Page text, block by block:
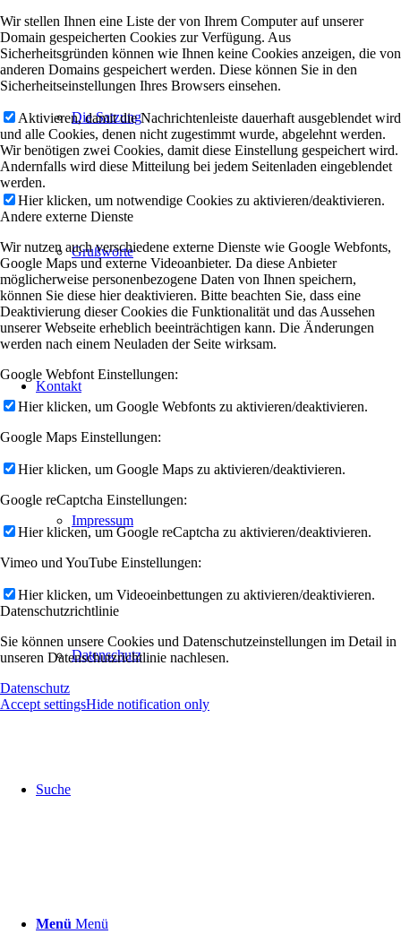
Die Satzung
Grußworte
Kontakt
Impressum
Datenschutz
Suche
Menü Menü
Wir stellen Ihnen eine Liste der von Ihrem Computer auf unserer
Domain gespeicherten Cookies zur Verfügung. Aus
Sicherheitsgründen können wie Ihnen keine Cookies anzeigen, die von
anderen Domains gespeichert werden. Diese können Sie in den
Sicherheitseinstellungen Ihres Browsers einsehen.
Aktivieren, damit die Nachrichtenleiste dauerhaft ausgeblendet wird
und alle Cookies, denen nicht zugestimmt wurde, abgelehnt werden.
Wir benötigen zwei Cookies, damit diese Einstellung gespeichert wird.
Andernfalls wird diese Mitteilung bei jedem Seitenladen eingeblendet
werden.
Hier klicken, um notwendige Cookies zu aktivieren/deaktivieren.
Andere externe Dienste
Wir nutzen auch verschiedene externe Dienste wie Google Webfonts,
Google Maps und externe Videoanbieter. Da diese Anbieter
möglicherweise personenbezogene Daten von Ihnen speichern,
können Sie diese hier deaktivieren. Bitte beachten Sie, dass eine
Deaktivierung dieser Cookies die Funktionalität und das Aussehen
unserer Webseite erheblich beeinträchtigen kann. Die Änderungen
werden nach einem Neuladen der Seite wirksam.
Google Webfont Einstellungen:
Hier klicken, um Google Webfonts zu aktivieren/deaktivieren.
Google Maps Einstellungen:
Hier klicken, um Google Maps zu aktivieren/deaktivieren.
Google reCaptcha Einstellungen:
Hier klicken, um Google reCaptcha zu aktivieren/deaktivieren.
Vimeo und YouTube Einstellungen:
Hier klicken, um Videoeinbettungen zu aktivieren/deaktivieren.
Datenschutzrichtlinie
Sie können unsere Cookies und Datenschutzeinstellungen im Detail in
unseren Datenschutzrichtlinie nachlesen.
Datenschutz
Accept settingsHide notification only